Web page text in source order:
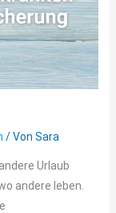
/ Von Sara
Urlaub
andere leben.